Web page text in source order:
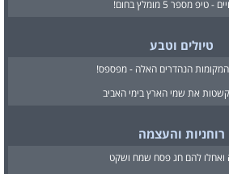
טיולים וטבע
רוחניות והעצמה
ואחלו להם חג פסח שמח ושקט